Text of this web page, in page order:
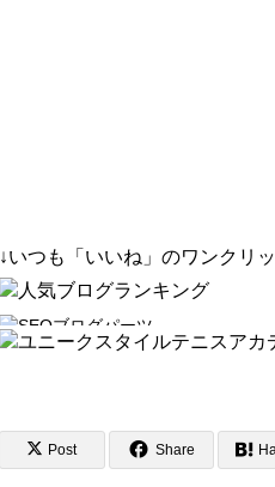
↓いつも「いいね」のワンクリ
Post Share